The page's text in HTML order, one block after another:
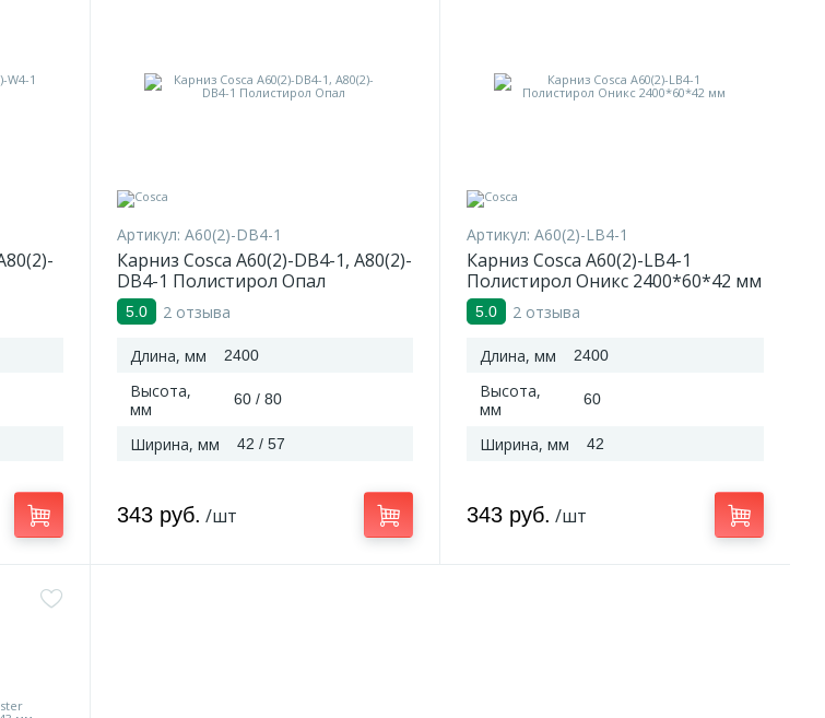
Артикул: A60(2)-DB4-1
Карниз Cosca A60(2)-DB4-1, A80(2)-
DB4-1 Полистирол Опал
5.0 2 отзыва
Длина, мм 2400
Высота,
мм
60 / 80
Ширина, мм 42 / 57
343 руб. /шт
Артикул: A60(2)-LB4-1
Карниз Cosca A60(2)-LB4-1
Полистирол Оникс 2400*60*42 мм
5.0 2 отзыва
Длина, мм 2400
Высота,
мм
60
Ширина, мм 42
343 руб. /шт